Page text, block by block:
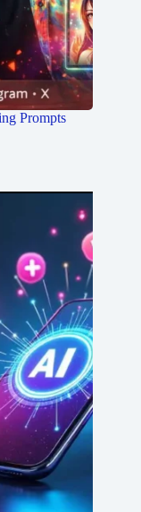
Prompts